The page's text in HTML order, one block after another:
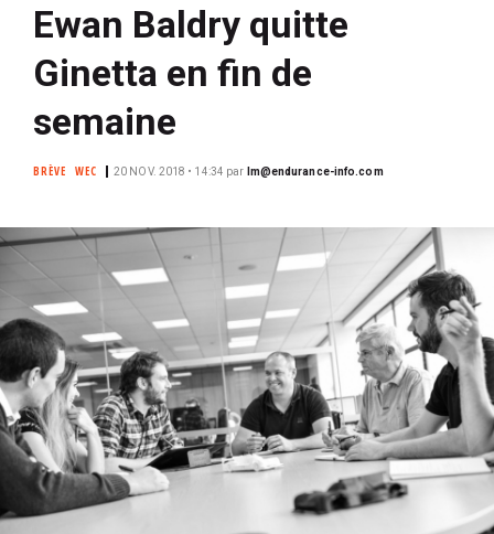
n
Ewan Baldry quitte
Ginetta en fin de
semaine
BRÈVE WEC 20 NOV. 2018 • 14:34 par lm@endurance-info.com